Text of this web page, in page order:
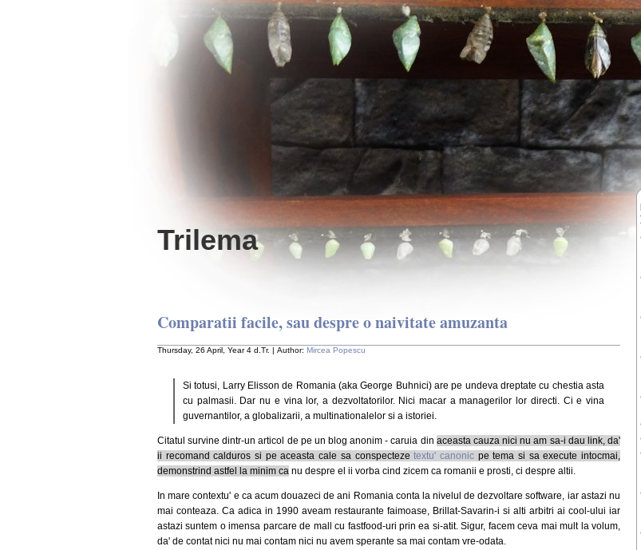
Trilema
Comparatii facile, sau despre o naivitate amuzanta
Thursday, 26 April, Year 4 d.Tr. | Author: Mircea Popescu
Si totusi, Larry Elisson de Romania (aka George Buhnici) are pe undeva dreptate cu chestia asta
cu palmasii. Dar nu e vina lor, a dezvoltatorilor. Nici macar a managerilor lor directi. Ci e vina
guvernantilor, a globalizarii, a multinationalelor si a istoriei.
Citatul survine dintr-un articol de pe un blog anonim - caruia din aceasta cauza nici nu am sa-i dau link, da'
ii recomand calduros si pe aceasta cale sa conspectezetextu' canonicpe tema si sa execute intocmai,
demonstrind astfel la minim ca nu despre el ii vorba cind zicem ca romanii e prosti, ci despre altii.
In mare contextu' e ca acum douazeci de ani Romania conta la nivelul de dezvoltare software, iar astazi nu
mai conteaza. Ca adica in 1990 aveam restaurante faimoase, Brillat-Savarin-i si alti arbitri ai cool-ului iar
astazi suntem o imensa parcare de mall cu fastfood-uri prin ea si-atit. Sigur, facem ceva mai mult la volum,
da' de contat nici nu mai contam nici nu avem sperante sa mai contam vre-odata.